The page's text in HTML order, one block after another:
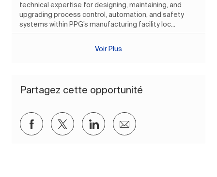
technical expertise for designing, maintaining, and
upgrading process control, automation, and safety
systems within PPG’s manufacturing facility loc...
Voir Plus
Partagez cette opportunité
Partager via Facebook
Partager via twitter
Partager via LinkedIn
Partager par e-mail